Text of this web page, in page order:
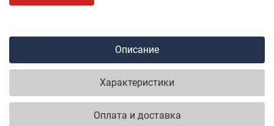
Описание
Характеристики
Оплата и доставка